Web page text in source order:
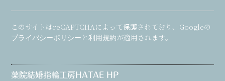
このサイトはreCAPTCHAによって保護されており、Googleの
プライバシーポリシー と利用規約が適用されます。
薬院結婚指輪工房HATAE HP